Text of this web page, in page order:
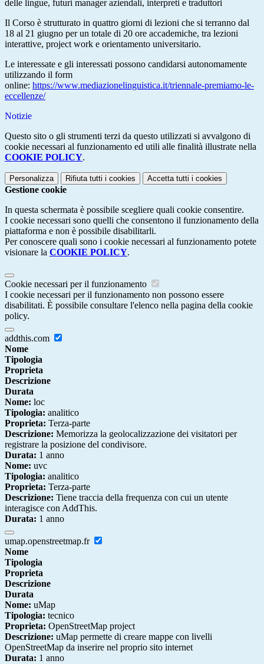
delle lingue, futuri manager aziendali, interpreti e traduttori
Il Corso è strutturato in quattro giorni di lezioni che si terranno dal
18 al 21 giugno per un totale di 20 ore accademiche, tra lezioni
interattive, project work e orientamento universitario.
Le interessate e gli interessati possono candidarsi autonomamente
utilizzando il form
online: https://www.mediazionelinguistica.it/triennale-premiamo-le-
eccellenze/
Notizie
Questo sito o gli strumenti terzi da questo utilizzati si avvalgono di
cookie necessari al funzionamento ed utili alle finalità illustrate nella
COOKIE POLICY.
Personalizza Rifiuta tutti i cookies Accetta tutti i cookies
Gestione cookie
In questa schermata è possibile scegliere quali cookie consentire.
I cookie necessari sono quelli che consentono il funzionamento della
piattaforma e non è possibile disabilitarli.
Per conoscere quali sono i cookie necessari al funzionamento potete
visionare la COOKIE POLICY.
Cookie necessari per il funzionamento
I cookie necessari per il funzionamento non possono essere
disabilitati. È possibile consultare l'elenco nella pagina della cookie
policy.
addthis.com
Nome
Tipologia
Proprieta
Descrizione
Durata
Nome: loc
Tipologia: analitico
Proprieta: Terza-parte
Descrizione: Memorizza la geolocalizzazione dei visitatori per
registrare la posizione del condivisore.
Durata: 1 anno
Nome: uvc
Tipologia: analitico
Proprieta: Terza-parte
Descrizione: Tiene traccia della frequenza con cui un utente
interagisce con AddThis.
Durata: 1 anno
umap.openstreetmap.fr
Nome
Tipologia
Proprieta
Descrizione
Durata
Nome: uMap
Tipologia: tecnico
Proprieta: OpenStreetMap project
Descrizione: uMap permette di creare mappe con livelli
OpenStreetMap da inserire nel proprio sito internet
Durata: 1 anno